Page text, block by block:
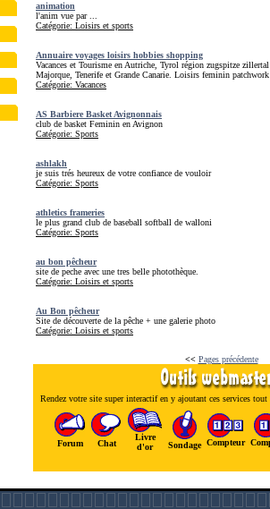
animation
l'anim vue par ...
Catégorie: Loisirs et sports
Annuaire voyages loisirs hobbies shopping
Vacances et Tourisme en Autriche, Tyrol région zugspitze
Majorque, Tenerife et Grande Canarie. Loisirs feminin
Catégorie: Vacances
AS Barbiere Basket Avignonnais
club de basket Feminin en Avignon
Catégorie: Sports
ashlakh
je suis trés heureux de votre confiance de vouloir
Catégorie: Sports
athletics frameries
le plus grand club de baseball softball de walloni
Catégorie: Sports
au bon pêcheur
site de peche avec une tres belle photothèque.
Catégorie: Loisirs et sports
Au Bon pêcheur
Site de découverte de la pêche + une galerie photo
Catégorie: Loisirs et sports
<< Pages précédente
Rendez votre site super interactif en y ajoutant ces services tout
Forum Chat
Livre
d'or
Sondage Compteur